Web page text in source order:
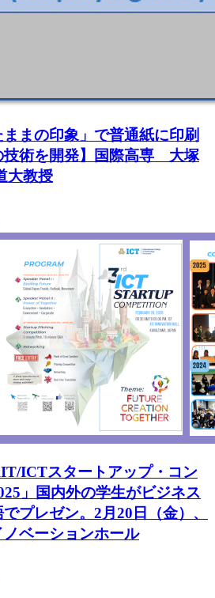
ままの印象」で普通紙に印刷
技術を開発】国際高専 大塚
大教授
ICTスタートアップ・コン
」国内外の学生がビジネス
プレゼン。2月20日（金）、
ベーションホール